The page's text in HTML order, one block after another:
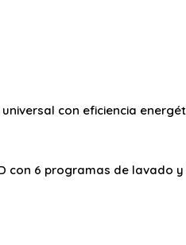
con eficiencia
con 6 programas de lavado